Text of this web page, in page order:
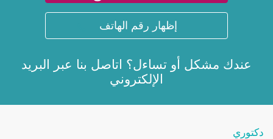
إظهار رقم الهاتف
عندك مشكل أو تساءل؟ اتاصل بنا عبر
البريد
الإلكتروني
دكتوري